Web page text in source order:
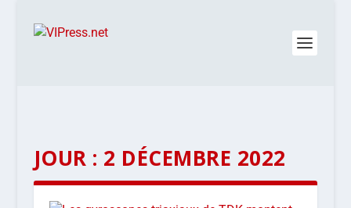
JOUR : 2 DÉCEMBRE 2022